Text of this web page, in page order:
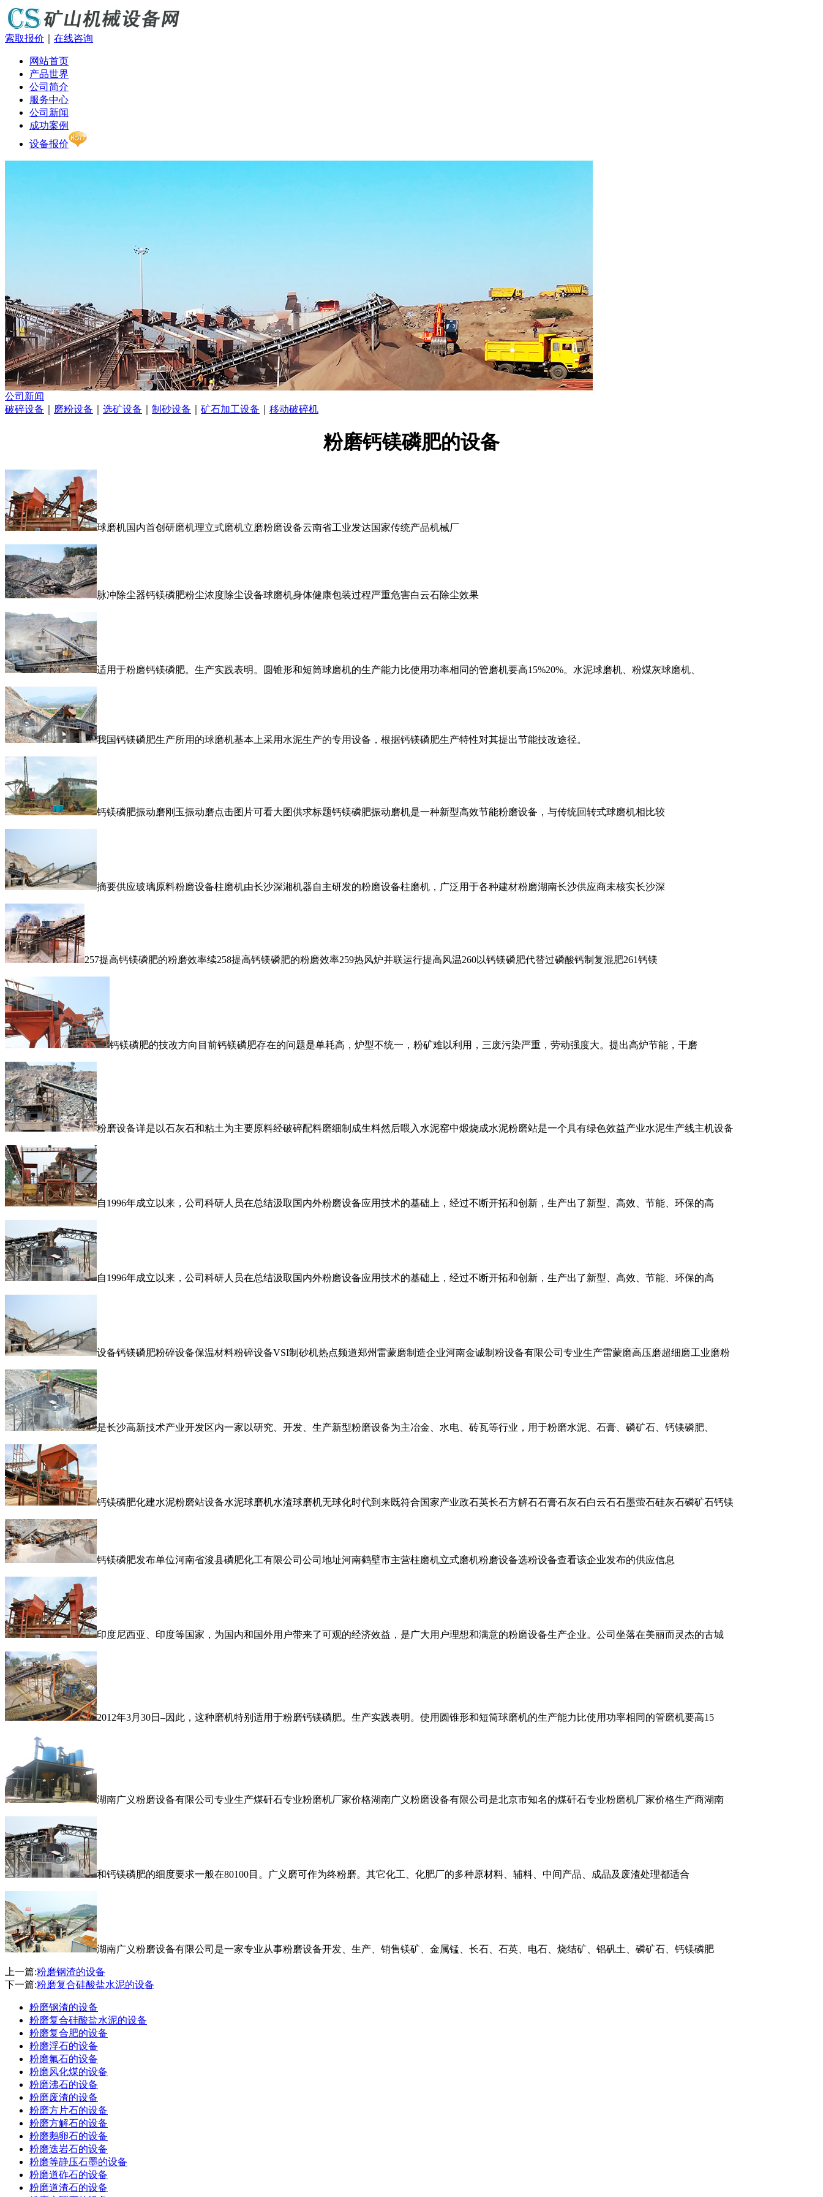
索取报价 在线咨询
网站首页
产品世界
公司简介
服务中心
公司新闻
成功案例
设备报价
公司新闻
破碎设备
磨粉设备 选矿设备 制砂设备 矿石加工设备 移动破碎机
粉磨钙镁磷肥的设备
球磨机国内首创研磨机理立式磨机立磨粉磨设备云南省工业发达国家传统产品机械厂
脉冲除尘器钙镁磷肥粉尘浓度除尘设备球磨机身体健康包装过程严重危害白云石除尘效果
适用于粉磨钙镁磷肥。生产实践表明。圆锥形和短筒球磨机的生产能力比使用功率相同的管磨机要高15%20%。水泥球磨机、粉煤灰球磨机、
我国钙镁磷肥生产所用的球磨机基本上采用水泥生产的专用设备，根据钙镁磷肥生产特性对其提出节能技改途径。
钙镁磷肥振动磨刚玉振动磨点击图片可看大图供求标题钙镁磷肥振动磨机是一种新型高效节能粉磨设备，与传统回转式球磨机相比较
摘要供应玻璃原料粉磨设备柱磨机由长沙深湘机器自主研发的粉磨设备柱磨机，广泛用于各种建材粉磨湖南长沙供应商未核实长沙深
257提高钙镁磷肥的粉磨效率续258提高钙镁磷肥的粉磨效率259热风炉并联运行提高风温260以钙镁磷肥代替过磷酸钙制复混肥261钙镁
钙镁磷肥的技改方向目前钙镁磷肥存在的问题是单耗高，炉型不统一，粉矿难以利用，三废污染严重，劳动强度大。提出高炉节能，干磨
粉磨设备详是以石灰石和粘土为主要原料经破碎配料磨细制成生料然后喂入水泥窑中煅烧成水泥粉磨站是一个具有绿色效益产业水泥生产线主机设备
自1996年成立以来，公司科研人员在总结汲取国内外粉磨设备应用技术的基础上，经过不断开拓和创新，生产出了新型、高效、节能、环保的高
自1996年成立以来，公司科研人员在总结汲取国内外粉磨设备应用技术的基础上，经过不断开拓和创新，生产出了新型、高效、节能、环保的高
设备钙镁磷肥粉碎设备保温材料粉碎设备VSI制砂机热点频道郑州雷蒙磨制造企业河南金诚制粉设备有限公司专业生产雷蒙磨高压磨超细磨工业磨粉
是长沙高新技术产业开发区内一家以研究、开发、生产新型粉磨设备为主冶金、水电、砖瓦等行业，用于粉磨水泥、石膏、磷矿石、钙镁磷肥、
钙镁磷肥化建水泥粉磨站设备水泥球磨机水渣球磨机无球化时代到来既符合国家产业政石英长石方解石石膏石灰石白云石石墨萤石硅灰石磷矿石钙镁
钙镁磷肥发布单位河南省浚县磷肥化工有限公司公司地址河南鹤壁市主营柱磨机立式磨机粉磨设备选粉设备查看该企业发布的供应信息
印度尼西亚、印度等国家，为国内和国外用户带来了可观的经济效益，是广大用户理想和满意的粉磨设备生产企业。公司坐落在美丽而灵杰的古城
2012年3月30日–因此，这种磨机特别适用于粉磨钙镁磷肥。生产实践表明。使用圆锥形和短筒球磨机的生产能力比使用功率相同的管磨机要高15
湖南广义粉磨设备有限公司专业生产煤矸石专业粉磨机厂家价格湖南广义粉磨设备有限公司是北京市知名的煤矸石专业粉磨机厂家价格生产商湖南
和钙镁磷肥的细度要求一般在80100目。广义磨可作为终粉磨。其它化工、化肥厂的多种原材料、辅料、中间产品、成品及废渣处理都适合
湖南广义粉磨设备有限公司是一家专业从事粉磨设备开发、生产、销售镁矿、金属锰、长石、石英、电石、烧结矿、铝矾土、磷矿石、钙镁磷肥
上一篇:粉磨钢渣的设备
下一篇:粉磨复合硅酸盐水泥的设备
粉磨钢渣的设备
粉磨复合硅酸盐水泥的设备
粉磨复合肥的设备
粉磨浮石的设备
粉磨氟石的设备
粉磨风化煤的设备
粉磨沸石的设备
粉磨废渣的设备
粉磨方片石的设备
粉磨方解石的设备
粉磨鹅卵石的设备
粉磨迭岩石的设备
粉磨等静压石墨的设备
粉磨道砟石的设备
粉磨道渣石的设备